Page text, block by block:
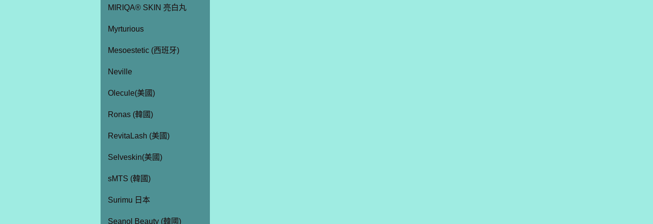
MIRIQA® SKIN 亮白丸
Myrturious
Mesoestetic (西班牙)
Neville
Olecule(美國)
Ronas (韓國)
RevitaLash (美國)
Selveskin(美國)
sMTS (韓國)
Surimu 日本
Seanol Beauty (韓國)